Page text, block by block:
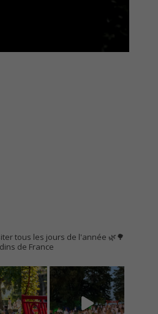
tous les jours de l'année 🌿🌳
de France